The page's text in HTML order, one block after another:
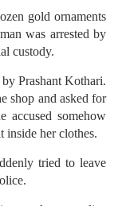
gold ornaments
was arrested by
custody.
Prashant Kothari.
shop and asked for
accused somehow
inside her clothes.
tried to leave